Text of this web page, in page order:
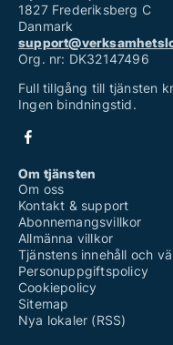
1827 Frederiksberg C
Danmark
Org. nr: DK32147496
Full tillgång till tjänsten
Ingen bindningstid.
Om tjänsten
Om oss
Kontakt & support
Abonnemangsvillkor
Allmänna villkor
Tjänstens innehåll och
Personuppgiftspolicy
Cookiepolicy
Sitemap
Nya lokaler (RSS)